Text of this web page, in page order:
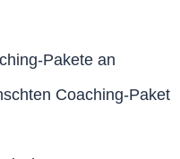
Pakete an
Coaching-Paket